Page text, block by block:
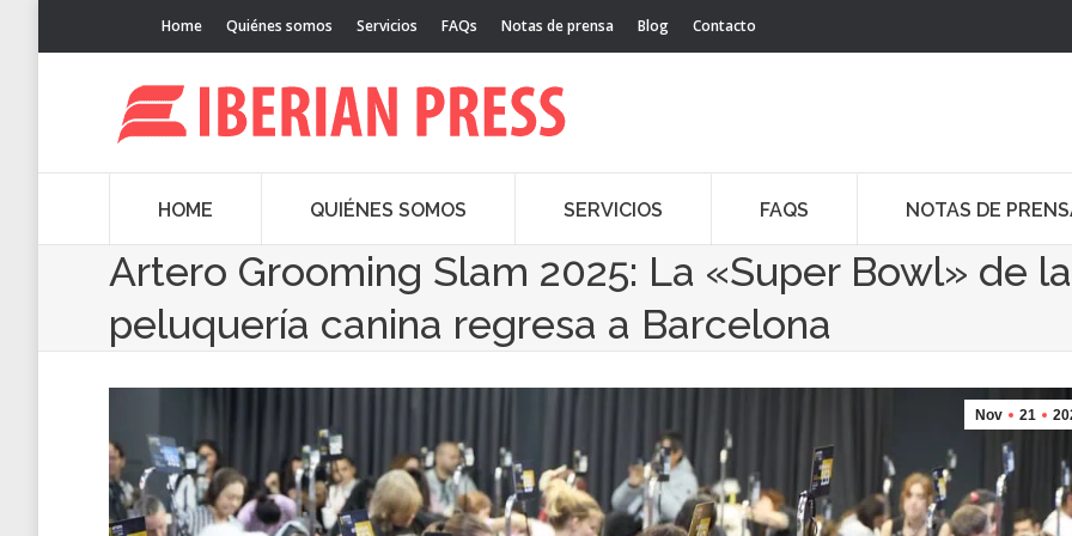
Home Quiénes somos Servicios FAQs Notas de prensa Blog Contacto
HOME QUIÉNES SOMOS SERVICIOS FAQS NOTAS DE
Artero Grooming Slam 2025: La «Super Bowl» de la
peluquería canina regresa a Barcelona
Nov 21